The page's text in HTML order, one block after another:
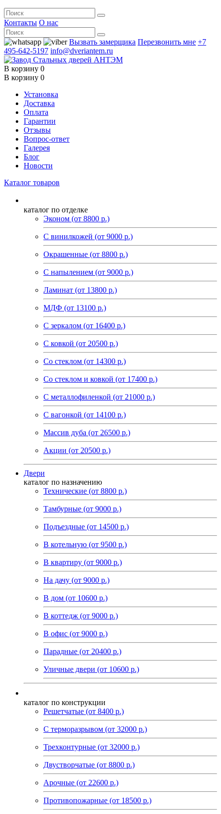
Контакты О нас
Вызвать замерщика Перезвонить мне +7
495-642-5197 info@dveriantem.ru
В корзину 0
В корзину 0
Установка
Доставка
Оплата
Гарантии
Отзывы
Вопрос-ответ
Галерея
Блог
Новости
Каталог товаров
каталог по отделке
Эконом (от 8800 р.)
С винилкожей (от 9000 р.)
Окрашенные (от 8800 р.)
С напылением (от 9000 р.)
Ламинат (от 13800 р.)
МДФ (от 13100 р.)
С зеркалом (от 16400 р.)
С ковкой (от 20500 р.)
Со стеклом (от 14300 р.)
Со стеклом и ковкой (от 17400 р.)
C металлофиленкой (от 21000 р.)
С вагонкой (от 14100 р.)
Массив дуба (от 26500 р.)
Акции (от 20500 р.)
Двери
каталог по назначению
Технические (от 8800 р.)
Тамбурные (от 9000 р.)
Подъездные (от 14500 р.)
В котельную (от 9500 р.)
В квартиру (от 9000 р.)
На дачу (от 9000 р.)
В дом (от 10600 р.)
В коттедж (от 9000 р.)
В офис (от 9000 р.)
Парадные (от 20400 р.)
Уличные двери (от 10600 р.)
каталог по конструкции
Решетчатые (от 8400 р.)
С терморазрывом (от 32000 р.)
Трехконтурные (от 32000 р.)
Двустворчатые (от 8800 р.)
Арочные (от 22600 р.)
Противопожарные (от 18500 р.)